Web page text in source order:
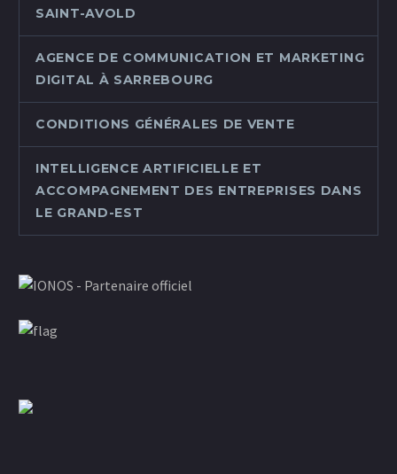
SAINT-AVOLD
AGENCE DE COMMUNICATION ET MARKETING
DIGITAL À SARREBOURG
CONDITIONS GÉNÉRALES DE VENTE
INTELLIGENCE ARTIFICIELLE ET
ACCOMPAGNEMENT DES ENTREPRISES DANS
LE GRAND-EST